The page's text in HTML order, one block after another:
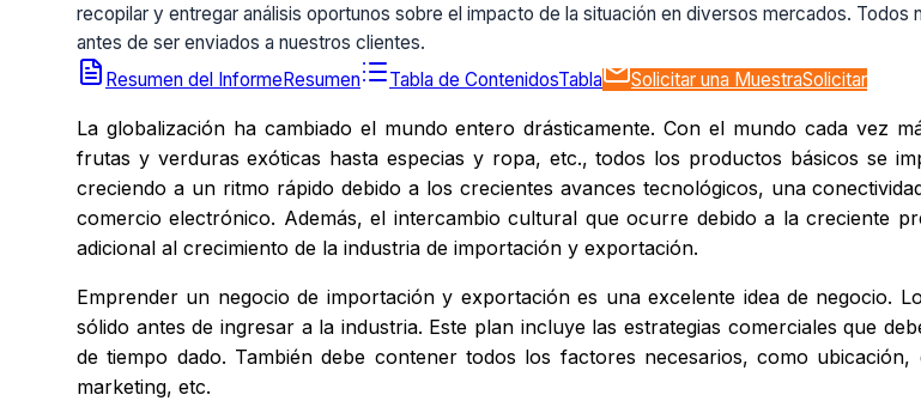
recopilar y entregar análisis oportunos sobre el impacto de la situación en diversos mercados.
antes de ser enviados a nuestros clientes.
Resumen del InformeResumen Tabla de ContenidosTabla Solicitar una MuestraSolicitar
La globalización ha cambiado el mundo entero drásticamente. Con el mundo cada vez
frutas y verduras exóticas hasta especias y ropa, etc., todos los productos básicos se
creciendo a un ritmo rápido debido a los crecientes avances tecnológicos, una
comercio electrónico. Además, el intercambio cultural que ocurre debido a la creciente
adicional al crecimiento de la industria de importación y exportación.
Emprender un negocio de importación y exportación es una excelente idea de negocio.
sólido antes de ingresar a la industria. Este plan incluye las estrategias comerciales que
de tiempo dado. También debe contener todos los factores necesarios, como
marketing, etc.